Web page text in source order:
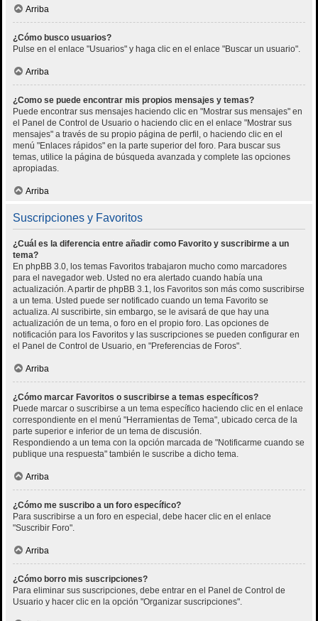
Arriba
¿Cómo busco usuarios?
Pulse en el enlace "Usuarios" y haga clic en el enlace "Buscar un usuario".
Arriba
¿Como se puede encontrar mis propios mensajes y temas?
Puede encontrar sus mensajes haciendo clic en "Mostrar sus mensajes" en
el Panel de Control de Usuario o haciendo clic en el enlace "Mostrar sus
mensajes" a través de su propio página de perfil, o haciendo clic en el
menú "Enlaces rápidos" en la parte superior del foro. Para buscar sus
temas, utilice la página de búsqueda avanzada y complete las opciones
apropiadas.
Arriba
Suscripciones y Favoritos
¿Cuál es la diferencia entre añadir como Favorito y suscribirme a un
tema?
En phpBB 3.0, los temas Favoritos trabajaron mucho como marcadores
para el navegador web. Usted no era alertado cuando había una
actualización. A partir de phpBB 3.1, los Favoritos son más como suscribirse
a un tema. Usted puede ser notificado cuando un tema Favorito se
actualiza. Al suscribirte, sin embargo, se le avisará de que hay una
actualización de un tema, o foro en el propio foro. Las opciones de
notificación para los Favoritos y las suscripciones se pueden configurar en
el Panel de Control de Usuario, en "Preferencias de Foros".
Arriba
¿Cómo marcar Favoritos o suscribirse a temas específicos?
Puede marcar o suscribirse a un tema específico haciendo clic en el enlace
correspondiente en el menú "Herramientas de Tema", ubicado cerca de la
parte superior e inferior de un tema de discusión.
Respondiendo a un tema con la opción marcada de "Notificarme cuando se
publique una respuesta" también le suscribe a dicho tema.
Arriba
¿Cómo me suscribo a un foro específico?
Para suscribirse a un foro en especial, debe hacer clic en el enlace
"Suscribir Foro".
Arriba
¿Cómo borro mis suscripciones?
Para eliminar sus suscripciones, debe entrar en el Panel de Control de
Usuario y hacer clic en la opción "Organizar suscripciones".